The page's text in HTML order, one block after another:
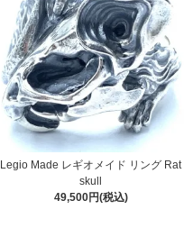
Legio Made レギオメイド リング Rat
skull
49,500円(税込)